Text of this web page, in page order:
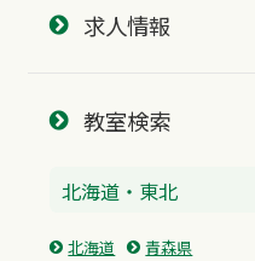
求人情報
教室検索
北海道・東北
北海道 青森県